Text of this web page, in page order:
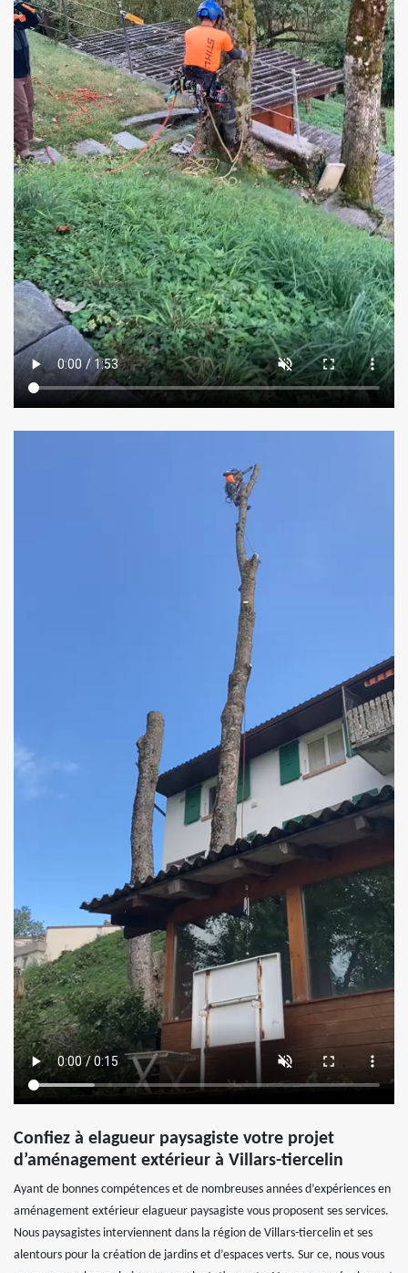
Confiez à elagueur paysagiste votre projet
d’aménagement extérieur à Villars-tiercelin
Ayant de bonnes compétences et de nombreuses années d’expériences en
aménagement extérieur elagueur paysagiste vous proposent ses services.
Nous paysagistes interviennent dans la région de Villars-tiercelin et ses
alentours pour la création de jardins et d’espaces verts. Sur ce, nous vous